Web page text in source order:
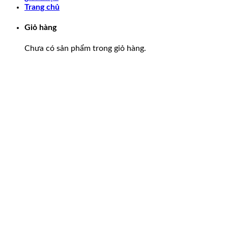
Trang chủ
Giỏ hàng
Chưa có sản phẩm trong giỏ hàng.